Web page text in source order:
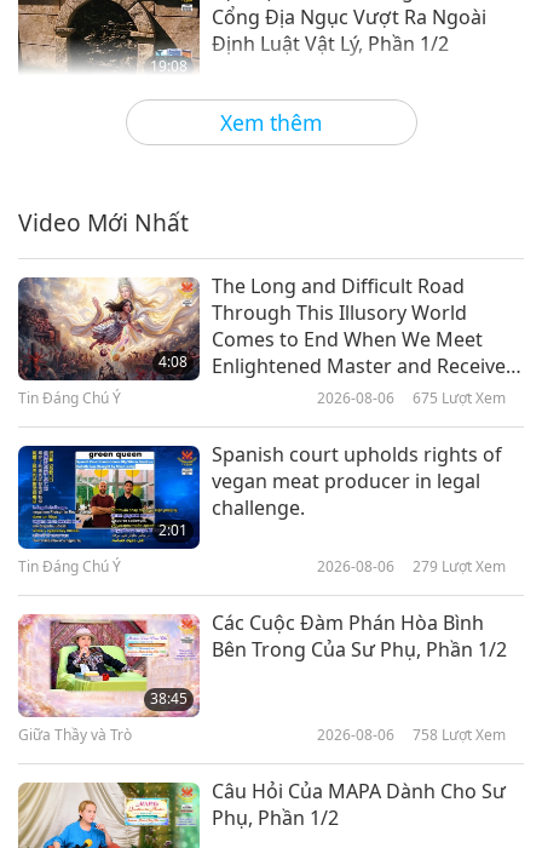
Xem thêm
19:08
Cổng Địa Ngục Vượt Ra Ngoài
Định Luật Vật Lý, Phần 1/2
Khoa Học và Tâm Linh 2024-01-17 5692
19:13
Những Người- Thân-Động Vật Bí
Ẩn Cư Trú Trong Đại Dương
Chiêm Tinh Học Và Kiến Thức Về
Các Vì Sao, Phần 1/2
Sống Trong Ánh Sáng Của
chay), Phần 1/2
Lỗ Đen: Vật Thể Nằm Bên Ngoài
Video Mới Nhất
4:08
The Long and Difficult Road
Through This Illusory World
Comes to End When We Meet
Enlightened Master and Receive
Tin Đáng Chú Ý 2026-08-06 675 Lượt Xem
2:01
Spanish court upholds rights of
vegan meat producer in legal
challenge.
Tin Đáng Chú Ý 2026-08-06 279 Lượt Xem
38:45
Các Cuộc Đàm Phán Hòa Bình
Bên Trong Của Sư Phụ, Phần 1/2
Giữa Thầy và Trò 2026-08-06 758 Lượt Xem
Câu Hỏi Của MAPA Dành Cho Sư
Phụ, Phần 1/2